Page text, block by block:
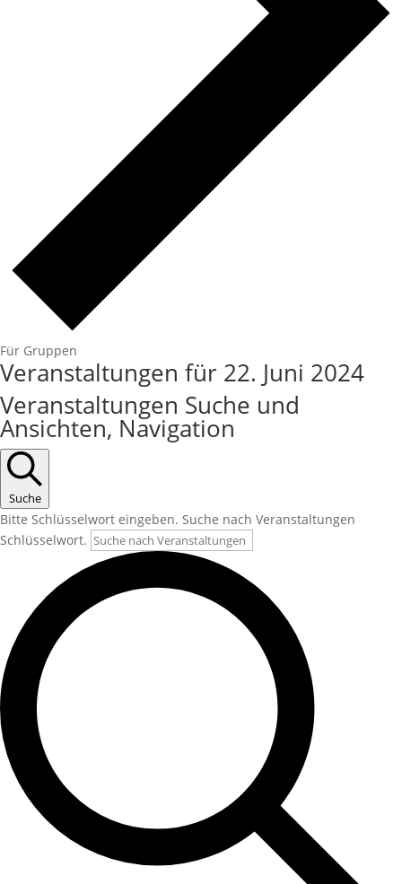
Für Gruppen
Veranstaltungen für 22. Juni 2024
Veranstaltungen Suche und
Ansichten, Navigation
Suche
Bitte Schlüsselwort eingeben. Suche nach Veranstaltungen
Schlüsselwort.